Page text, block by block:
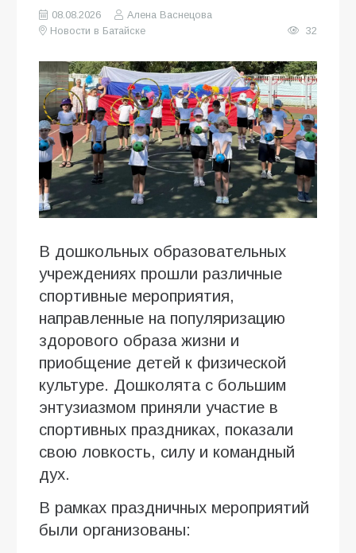
08.08.2026
Алена Васнецова
Новости в Батайске
32
В дошкольных образовательных
учреждениях прошли различные
спортивные мероприятия,
направленные на популяризацию
здорового образа жизни и
приобщение детей к физической
культуре. Дошколята с большим
энтузиазмом приняли участие в
спортивных праздниках, показали
свою ловкость, силу и командный
дух.
В рамках праздничных мероприятий
были организованы: